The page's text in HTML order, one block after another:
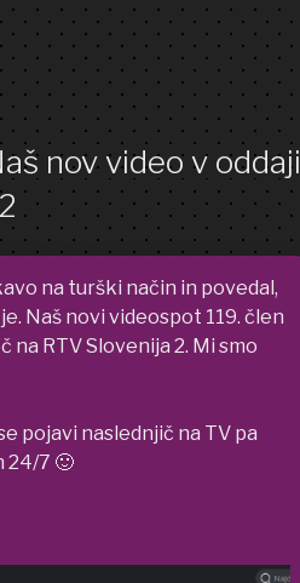
nov video v oddaji
na turški način in povedal,
Naš novi videospot 119. člen
na RTV Slovenija 2. Mi smo
pojavi naslednjič na TV pa
24/7 🙂